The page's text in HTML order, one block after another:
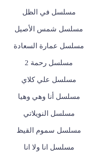
مسلسل في الظل
مسلسل شمس الأصيل
مسلسل عمارة السعادة
مسلسل رحمة 2
مسلسل علي كلاي
مسلسل أنا وهي وهيا
مسلسل النويلاتي
مسلسل سموم القيظ
مسلسل انا ولا انا